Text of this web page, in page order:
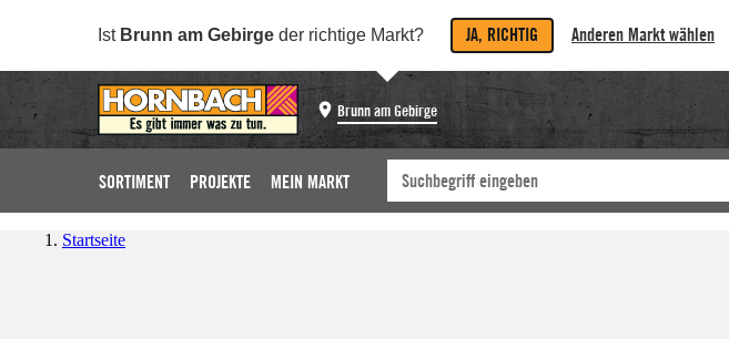
Ist Brunn am Gebirge der richtige Markt? JA, RICHTIG Anderen Markt wählen
Brunn am Gebirge
SORTIMENT PROJEKTE MEIN MARKT
Startseite